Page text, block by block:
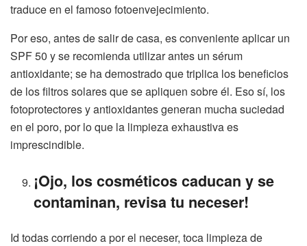
traduce en el famoso fotoenvejecimiento.
Por eso, antes de salir de casa, es conveniente aplicar un
SPF 50 y se recomienda utilizar antes un sérum
antioxidante; se ha demostrado que triplica los beneficios
de los filtros solares que se apliquen sobre él. Eso sí, los
fotoprotectores y antioxidantes generan mucha suciedad
en el poro, por lo que la limpieza exhaustiva es
imprescindible.
¡Ojo, los cosméticos caducan y se
contaminan, revisa tu neceser!
Id todas corriendo a por el neceser, toca limpieza de